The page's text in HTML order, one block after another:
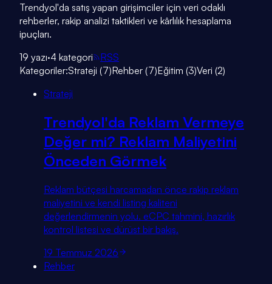
Trendyol'da satış yapan girişimciler için veri odaklı
rehberler, rakip analizi taktikleri ve kârlılık hesaplama
ipuçları.
19 yazı·4 kategori
RSS
Kategoriler:Strateji (7)Rehber (7)Eğitim (3)Veri (2)
Strateji
Trendyol'da Reklam Vermeye
Değer mi? Reklam Maliyetini
Önceden Görmek
Reklam bütçesi harcamadan önce rakip reklam
maliyetini ve kendi listing kaliteni
değerlendirmenin yolu. eCPC tahmini, hazırlık
kontrol listesi ve dürüst bir bakış.
19 Temmuz 2026
Rehber